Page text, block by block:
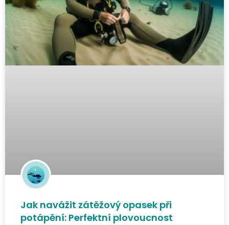
Jak navážit zátěžový opasek při
potápění: Perfektní plovoucnost